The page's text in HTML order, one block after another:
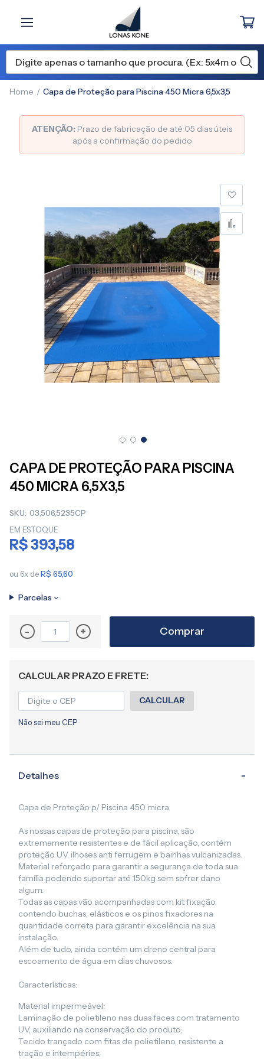
Home Capa de Proteção para Piscina 450 Micra 6,5x3,5
ATENÇÃO: Prazo de fabricação de até 05 dias úteis
após a confirmação do pedido
para
início
Galeria
imagens
CAPA DE PROTEÇÃO PARA PISCINA
450 MICRA 6,5X3,5
SKU 03,506,5235CP
EM ESTOQUE
R$ 393,58
ou 6x deR$ 65,60
Parcelas
- + Comprar
CALCULAR PRAZO E FRETE:
CALCULAR
Não sei meu CEP
Detalhes
Capa de Proteção p/ Piscina 450 micra
As nossas capas de proteção para piscina, são
extremamente resistentes e de fácil aplicação, contém
proteção UV, ilhoses anti ferrugem e bainhas vulcanizadas.
Material reforçado para garantir a segurança de toda sua
família podendo suportar até 150kg sem sofrer dano
algum.
Todas as capas vão acompanhadas com kit fixação,
contendo buchas, elásticos e os pinos fixadores na
quantidade correta para garantir excelência na sua
instalação.
Além de tudo, ainda contém um dreno central para
escoamento de água em dias chuvosos.
Características:
Material impermeável;
Laminação de polietileno nas duas faces com tratamento
UV, auxiliando na conservação do produto;
Tecido trançado com fitas de polietileno, resistente a
tração e intempéries;